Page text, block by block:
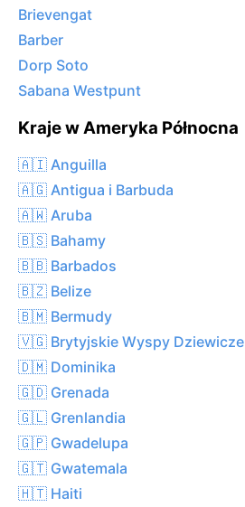
Brievengat
Barber
Dorp Soto
Sabana Westpunt
Kraje w Ameryka Północna
🇦🇮 Anguilla
🇦🇬 Antigua i Barbuda
🇦🇼 Aruba
🇧🇸 Bahamy
🇧🇧 Barbados
🇧🇿 Belize
🇧🇲 Bermudy
🇻🇬 Brytyjskie Wyspy Dziewicze
🇩🇲 Dominika
🇬🇩 Grenada
🇬🇱 Grenlandia
🇬🇵 Gwadelupa
🇬🇹 Gwatemala
🇭🇹 Haiti